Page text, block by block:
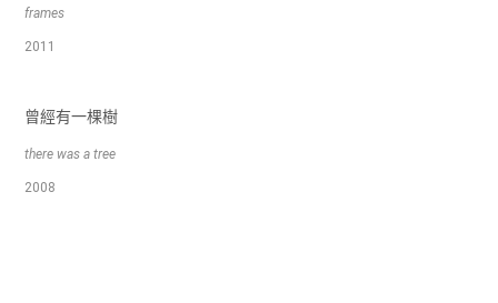
frames
2011
曾經有一棵樹
there was a tree
2008